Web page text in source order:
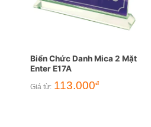
Biển Chức Danh Mica 2 Mặt
Enter E17A
Giá từ: 113.000đ